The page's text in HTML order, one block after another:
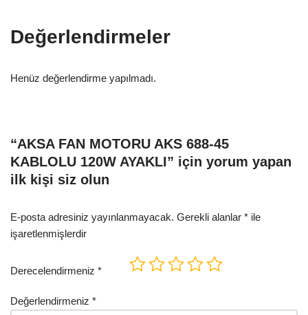
Değerlendirmeler
Henüz değerlendirme yapılmadı.
“AKSA FAN MOTORU AKS 688-45
KABLOLU 120W AYAKLI” için yorum yapan
ilk kişi siz olun
E-posta adresiniz yayınlanmayacak. Gerekli alanlar * ile
işaretlenmişlerdir
Derecelendirmeniz *
Değerlendirmeniz *